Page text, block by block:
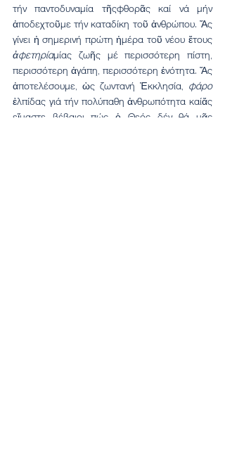
τήν παντοδυναμία τῆςφθορᾶς καί νά μήν
ἀποδεχτοῦμε τήν καταδίκη τοῦ ἀνθρώπου. Ἄς
ἀφετηρίαμίας ζωῆς μέ περισσότερη πίστη,
περισσότερη ἀγάπη, περισσότερη ἑνότητα. Ἄς
ἀποτελέσουμε, ὡς ζωντανή Ἐκκλησία, φάρο
ἐλπίδας γιά τήν πολύπαθη ἀνθρωπότητα καίἄς
εἴμαστε βέβαιοι πώς ὁ Θεός δέν θά μᾶς